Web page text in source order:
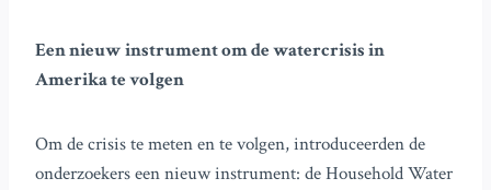
Een nieuw instrument om de watercrisis in
Amerika te volgen
Om de crisis te meten en te volgen, introduceerden de
onderzoekers een nieuw instrument: de Household Water